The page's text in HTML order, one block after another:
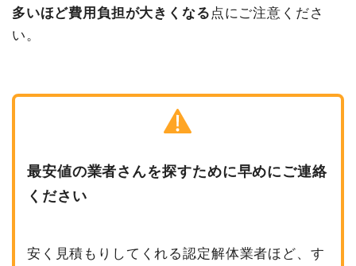
多いほど費用負担が大きくなる 点にご注意くださ
い。
最安値の業者さんを探すために早めにご連絡
ください
安く見積もりしてくれる認定解体業者ほど、す